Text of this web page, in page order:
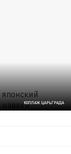
КОЛЛАЖ ЦАРЬГРАДА